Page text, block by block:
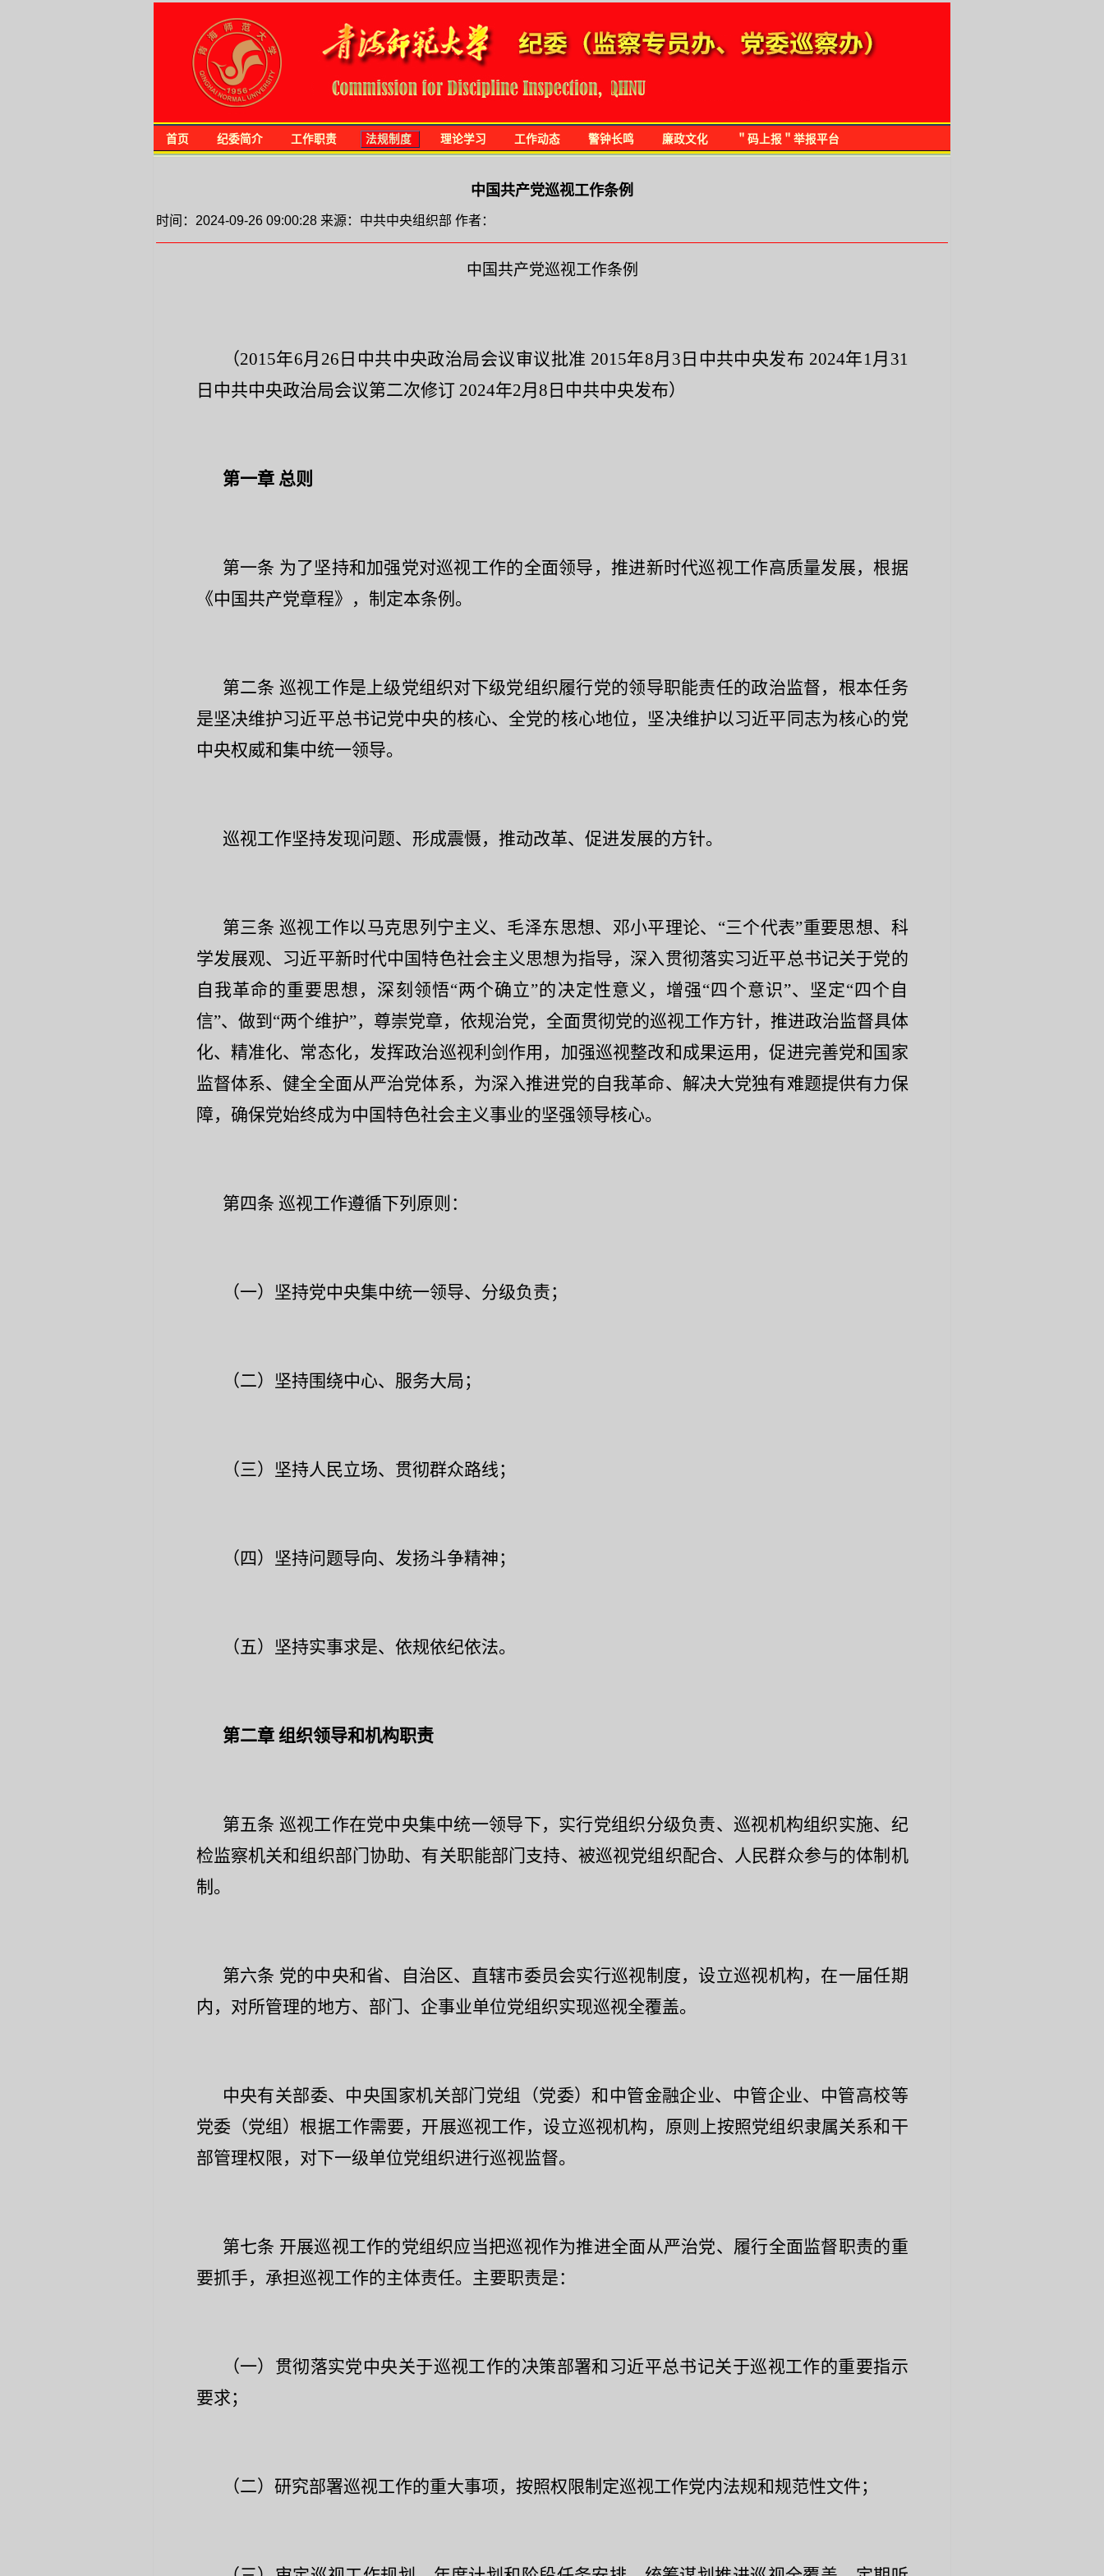
首页 纪委简介 工作职责 法规制度 理论学习 工作动态 警钟长鸣 廉政文化 ＂码上报＂举报平台
中国共产党巡视工作条例
时间：2024-09-26 09:00:28 来源：中共中央组织部 作者：
中国共产党巡视工作条例
（2015年6月26日中共中央政治局会议审议批准 2015年8月3日中共中央发布 2024年1月31
日中共中央政治局会议第二次修订 2024年2月8日中共中央发布）
第一章 总则
第一条 为了坚持和加强党对巡视工作的全面领导，推进新时代巡视工作高质量发展，根据
《中国共产党章程》，制定本条例。
第二条 巡视工作是上级党组织对下级党组织履行党的领导职能责任的政治监督，根本任务
是坚决维护习近平总书记党中央的核心、全党的核心地位，坚决维护以习近平同志为核心的党
中央权威和集中统一领导。
巡视工作坚持发现问题、形成震慑，推动改革、促进发展的方针。
第三条 巡视工作以马克思列宁主义、毛泽东思想、邓小平理论、 “三个代表”重要思想、科
学发展观、习近平新时代中国特色社会主义思想为指导，深入贯彻落实习近平总书记关于党的
自我革命的重要思想，深刻领悟“两个确立”的决定性意义，增强“四个意识”、坚定“四个自
信”、做到“两个维护”，尊崇党章，依规治党，全面贯彻党的巡视工作方针，推进政治监督具体
化、精准化、常态化，发挥政治巡视利剑作用，加强巡视整改和成果运用，促进完善党和国家
监督体系、健全全面从严治党体系，为深入推进党的自我革命、解决大党独有难题提供有力保
障，确保党始终成为中国特色社会主义事业的坚强领导核心。
第四条 巡视工作遵循下列原则：
（一）坚持党中央集中统一领导、分级负责；
（二）坚持围绕中心、服务大局；
（三）坚持人民立场、贯彻群众路线；
（四）坚持问题导向、发扬斗争精神；
（五）坚持实事求是、依规依纪依法。
第二章 组织领导和机构职责
第五条 巡视工作在党中央集中统一领导下，实行党组织分级负责、巡视机构组织实施、纪
检监察机关和组织部门协助、有关职能部门支持、被巡视党组织配合、人民群众参与的体制机
制。
第六条 党的中央和省、自治区、直辖市委员会实行巡视制度，设立巡视机构，在一届任期
内，对所管理的地方、部门、企事业单位党组织实现巡视全覆盖。
中央有关部委、中央国家机关部门党组（党委）和中管金融企业、中管企业、中管高校等
党委（党组）根据工作需要，开展巡视工作，设立巡视机构，原则上按照党组织隶属关系和干
部管理权限，对下一级单位党组织进行巡视监督。
第七条 开展巡视工作的党组织应当把巡视作为推进全面从严治党、履行全面监督职责的重
要抓手，承担巡视工作的主体责任。主要职责是：
（一）贯彻落实党中央关于巡视工作的决策部署和习近平总书记关于巡视工作的重要指示
要求；
（二）研究部署巡视工作的重大事项，按照权限制定巡视工作党内法规和规范性文件；